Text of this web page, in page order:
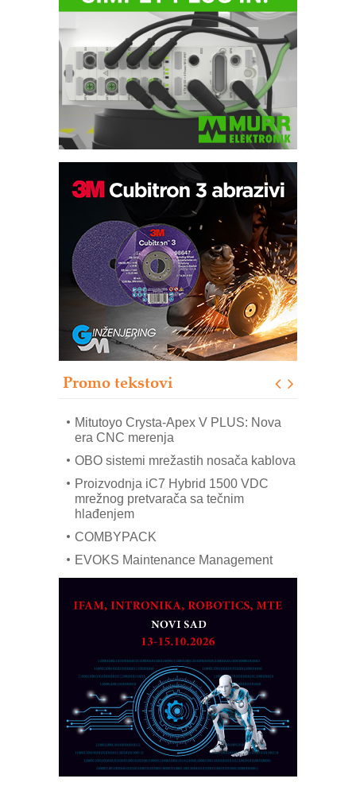
Promo tekstovi
Automatizacija pakovanja · Display
(Shelf-Ready) omotnice
Potpuna efikasnost bez složenih
sistema
Trajna oznaka kao dugoročna korist
Bezbednost na prvom mestu!
IB BLUMENAUER - više od 40 godina
poverenja u industriji
Art Utopia Studio – vizuelne priče
Mitutoyo Crysta-Apex V PLUS: Nova
era CNC merenja
OBO sistemi mrežastih nosača kablova
Proizvodnja iC7 Hybrid 1500 VDC
mrežnog pretvarača sa tečnim
hlađenjem
COMBYPACK
EVOKS Maintenance Management
na viši nivo
Detekcija različitih oblika
MAREX - Lim i mašine za savremena
rešenja
Marcom-plast d.o.o.- vaš pouzdan
partner
CTO - Prilagodite svoju toplinsku
obradu!
Razvoj asortimanskog pravca MINI-
PLC AKYTEC